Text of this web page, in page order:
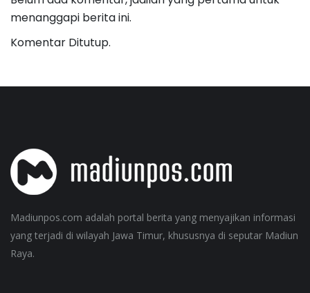
menanggapi berita ini.
Komentar Ditutup.
Madiunpos.com adalah portal berita yang menyajikan informasi
yang terjadi di wilayah Jawa Timur, khususnya di seputar Madiun
Raya.